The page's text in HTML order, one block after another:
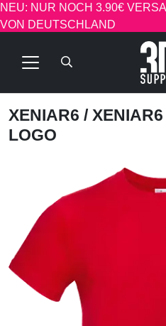
NEU: NUR NOCH 3.90€
VON DEUTSCHLAND
XENIAR6 /
LOGO